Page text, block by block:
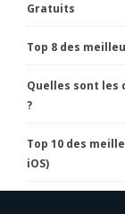
Gratuits
Top 8 des
Quelles sont les
?
Top 10 des
iOS)